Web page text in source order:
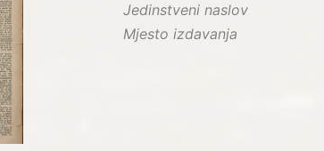
Jedinstveni naslov
Mjesto izdavanja